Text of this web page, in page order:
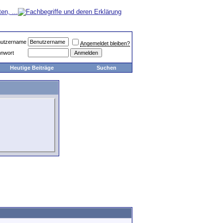
Angemeldet bleiben?
Heutige Beiträge Suchen